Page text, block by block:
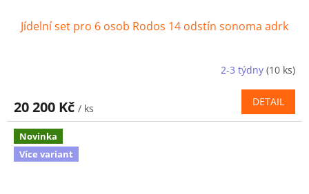
Jídelní set pro 6 osob Rodos 14 odstín sonoma adrk
2-3 týdny (10 ks)
20 200 Kč / ks
DETAIL
Novinka
Více variant